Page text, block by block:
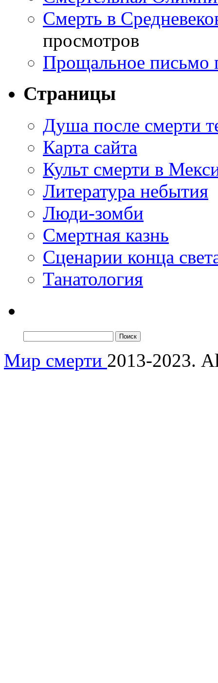
Смерть в
просмотров
Прощальное письмо
Страницы
Душа после смерти
Карта сайта
Культ смерти в
Литература небытия
Люди-зомби
Смертная казнь
Сценарии конца
Танатология
Мир смерти 2013-2023.